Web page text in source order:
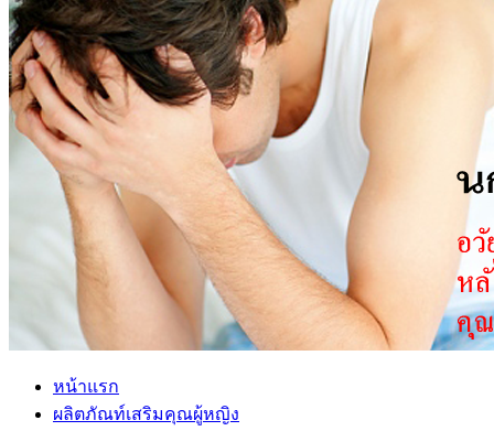
หน้าแรก
ผลิตภัณท์เสริมคุณผู้หญิง